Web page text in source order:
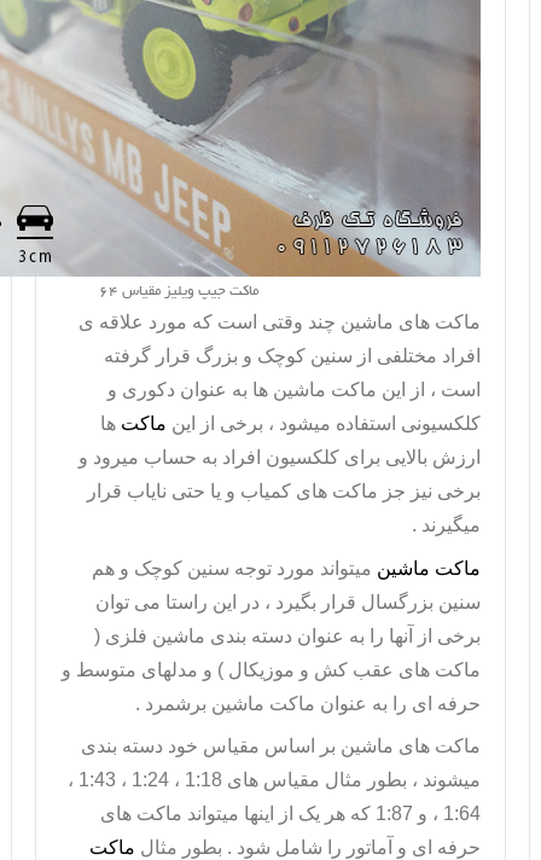
ماکت جیپ ویلیز مقیاس 64
ماکت های ماشین چند وقتی است که مورد علاقه ی
افراد مختلفی از سنین کوچک و بزرگ قرار گرفته
است ، از این ماکت ماشین ها به عنوان دکوری و
کلکسیونی استفاده میشود ، برخی از این ماکت ها
ارزش بالایی برای کلکسیون افراد به حساب میرود و
برخی نیز جز ماکت های کمیاب و یا حتی نایاب قرار
میگیرند .
ماکت ماشین میتواند مورد توجه سنین کوچک و هم
سنین بزرگسال قرار بگیرد ، در این راستا می توان
برخی از آنها را به عنوان دسته بندی ماشین فلزی (
ماکت های عقب کش و موزیکال ) و مدلهای متوسط و
حرفه ای را به عنوان ماکت ماشین برشمرد .
ماکت های ماشین بر اساس مقیاس خود دسته بندی
میشوند ، بطور مثال مقیاس های 1:18 ، 1:24 ، 1:43 ،
1:64 ، و 1:87 که هر یک از اینها میتواند ماکت های
حرفه ای و آماتور را شامل شود . بطور مثال ماکت